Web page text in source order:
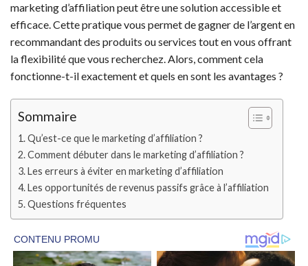
marketing d’affiliation peut être une solution accessible et
efficace. Cette pratique vous permet de gagner de l’argent en
recommandant des produits ou services tout en vous offrant
la flexibilité que vous recherchez. Alors, comment cela
fonctionne-t-il exactement et quels en sont les avantages ?
Sommaire
Qu’est-ce que le marketing d’affiliation ?
Comment débuter dans le marketing d’affiliation ?
Les erreurs à éviter en marketing d’affiliation
Les opportunités de revenus passifs grâce à l’affiliation
Questions fréquentes